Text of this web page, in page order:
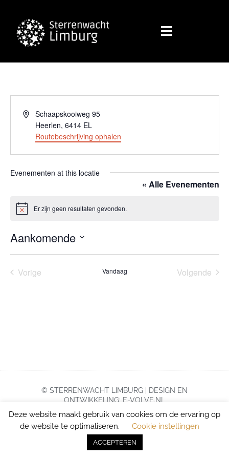
AdresSchaapskooiweg 95
Heerlen, 6414 EL
Routebeschrijving ophalen
Evenementen at this locatie
« Alle Evenementen
BerichtEr zijn geen resultaten gevonden.
Aankomende
een
VorigeEvenementen Vandaag Volgende
© STERRENWACHT LIMBURG | DESIGN EN
ONTWIKKELING: E-VOLVE.NL
Deze website maakt gebruik van cookies om de ervaring op
de website te optimaliseren.
Cookie instellingen
ACCEPTEREN